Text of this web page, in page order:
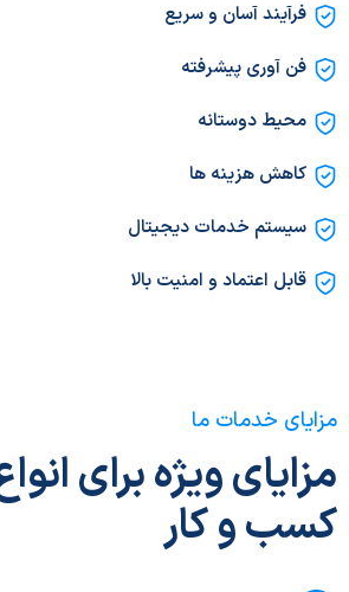
فرآیند آسان و سریع
فن آوری پیشرفته
محیط دوستانه
کاهش هزینه ها
سیستم خدمات دیجیتال
قابل اعتماد و امنیت بالا
مزایای خدمات ما
مزایای ویژه برای
کسب و کار